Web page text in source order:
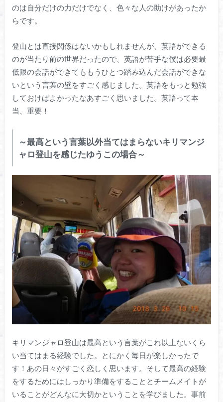
のは自分だけの力だけでなく、色々な人の助けがあったか
らです。
登山とは直接関係はないかもしれませんが、英語ができる
のが当たり前の世界だったので、英語が苦手な僕は必要最
低限の会話ができてももうひとつ踏み込んだ会話ができな
いという言葉の壁をすごく感じました。英語をもっと勉強
しておけばよかったなあすごく思いました。英語って本
当、重要！
～最高という言葉以外当てはまらないキリマンジ
ャロ登山を感じたゆうこの場合～
キリマンジャロ登山は最高という言葉がこれ以上ないくら
い当てはまる経験でした。とにかく毎日が楽しかったで
す！あの日々がすごく恋しく思います。そして最高の経験
をするためにはしっかり準備をすることとチームメイトが
いることがどんなに大切かということを学びました。事前